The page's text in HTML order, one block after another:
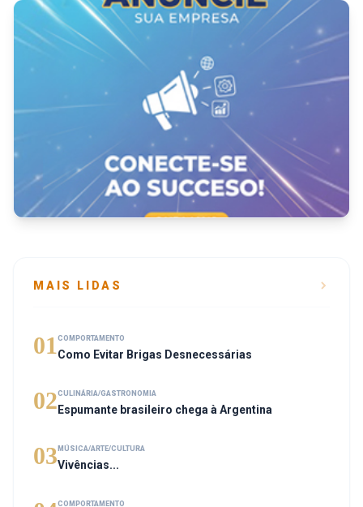
MAIS LIDAS
01 COMPORTAMENTO
Como Evitar Brigas Desnecessárias
02CULINÁRIA/GASTRONOMIA
Espumante brasileiro chega à Argentina
03 MÚSICA/ARTE/CULTURA
Vivências...
COMPORTAMENTO